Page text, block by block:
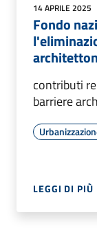
14 APRILE 2025
Fondo
contributi
barriere
LEGGI DI PIÙ